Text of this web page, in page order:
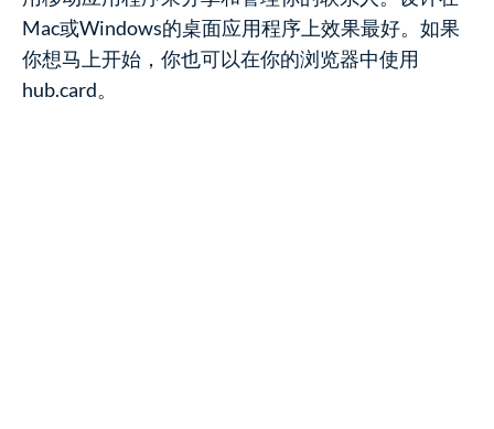
Mac或Windows的桌面应用程序上效果最好。如果
你想马上开始，你也可以在你的浏览器中使用
hub.card。